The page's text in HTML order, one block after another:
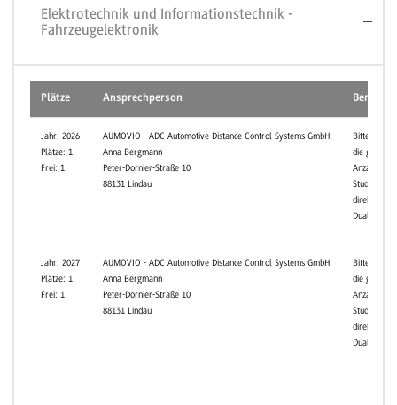
Elektrotechnik und Informationstechnik -
Fahrzeugelektronik
Plätze Ansprechperson
Jahr: 2026
Plätze: 1
Frei: 1
AUMOVIO - ADC Automotive Distance Control Systems GmbH
Anna Bergmann
Peter-Dornier-Straße 10
88131 Lindau
Bitte
die genaue
Anzahl an
direkt beim
Dualen
Jahr: 2027
Plätze: 1
Frei: 1
AUMOVIO - ADC Automotive Distance Control Systems GmbH
Anna Bergmann
Peter-Dornier-Straße 10
88131 Lindau
Bitte
die genaue
Anzahl an
direkt beim
Dualen